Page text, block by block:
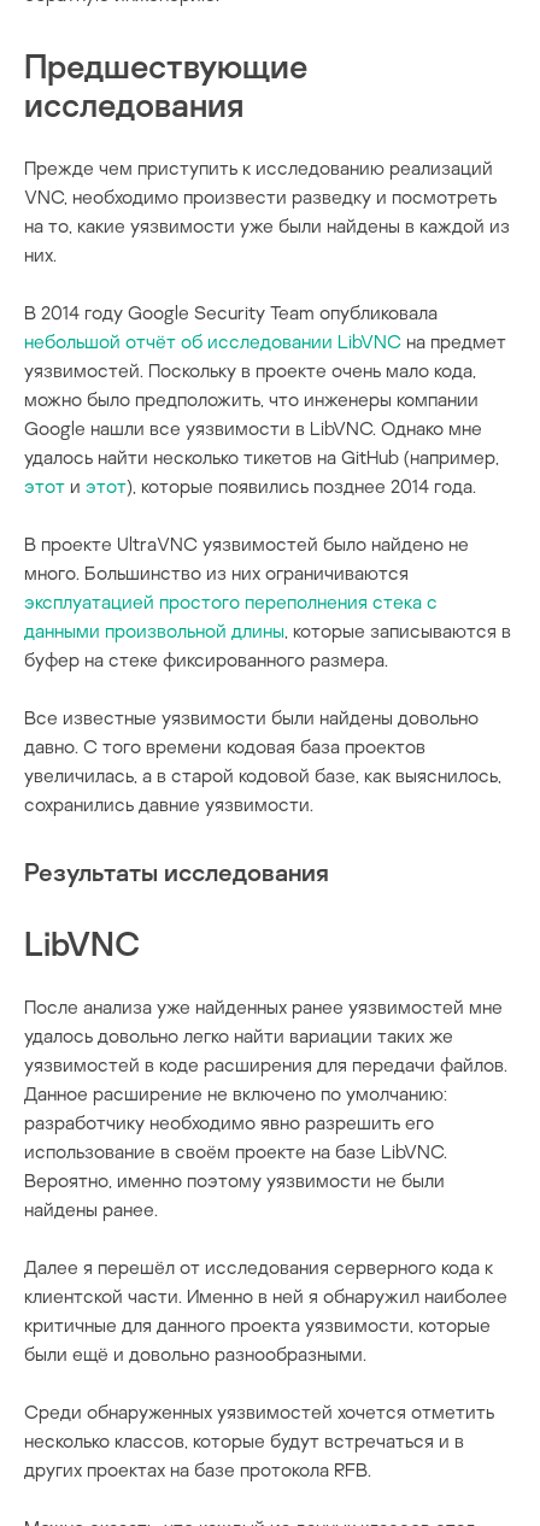
Предшествующие
исследования
Прежде чем приступить к исследованию реализаций
VNC, необходимо произвести разведку и посмотреть
на то, какие уязвимости уже были найдены в каждой из
них.
В 2014 году Google Security Team опубликовала
небольшой отчёт об исследовании LibVNC на предмет
уязвимостей. Поскольку в проекте очень мало кода,
можно было предположить, что инженеры компании
Google нашли все уязвимости в LibVNC. Однако мне
удалось найти несколько тикетов на GitHub (например,
этот и этот), которые появились позднее 2014 года.
В проекте UltraVNC уязвимостей было найдено не
много. Большинство из них ограничиваются
эксплуатацией простого переполнения стека с
данными произвольной длины, которые записываются в
буфер на стеке фиксированного размера.
Все известные уязвимости были найдены довольно
давно. С того времени кодовая база проектов
увеличилась, а в старой кодовой базе, как выяснилось,
сохранились давние уязвимости.
Результаты исследования
LibVNC
После анализа уже найденных ранее уязвимостей мне
удалось довольно легко найти вариации таких же
уязвимостей в коде расширения для передачи файлов.
Данное расширение не включено по умолчанию:
разработчику необходимо явно разрешить его
использование в своём проекте на базе LibVNC.
Вероятно, именно поэтому уязвимости не были
найдены ранее.
Далее я перешёл от исследования серверного кода к
клиентской части. Именно в ней я обнаружил наиболее
критичные для данного проекта уязвимости, которые
были ещё и довольно разнообразными.
Среди обнаруженных уязвимостей хочется отметить
несколько классов, которые будут встречаться и в
других проектах на базе протокола RFB.